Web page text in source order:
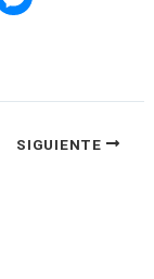
SIGUIENTE